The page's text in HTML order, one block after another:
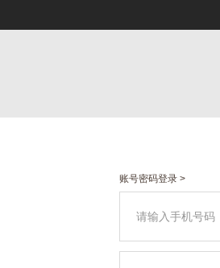
账号密码登录 >